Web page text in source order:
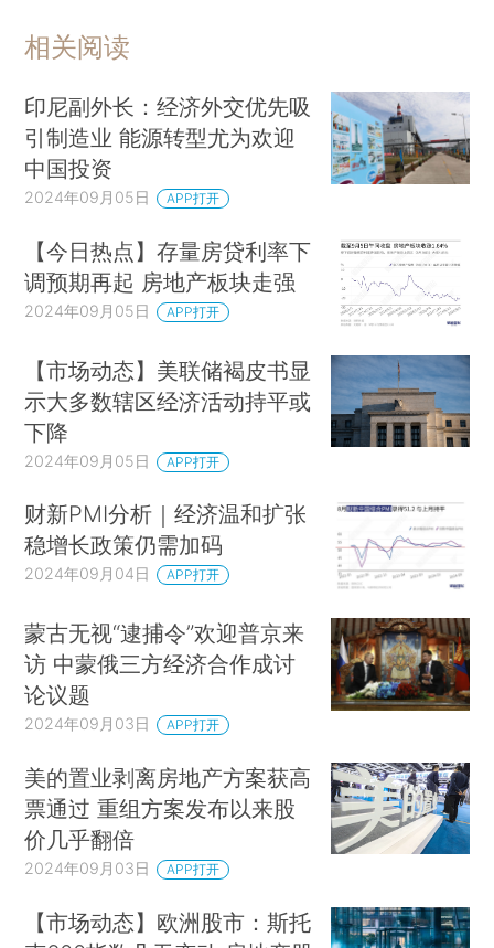
相关阅读
印尼副外长：经济外交优先吸
引制造业 能源转型尤为欢迎
中国投资
2024年09月05日 APP打开
【今日热点】存量房贷利率下
调预期再起 房地产板块走强
2024年09月05日 APP打开
【市场动态】美联储褐皮书显
示大多数辖区经济活动持平或
下降
2024年09月05日 APP打开
财新PMI分析｜经济温和扩张
稳增长政策仍需加码
2024年09月04日 APP打开
蒙古无视“逮捕令”欢迎普京来
访 中蒙俄三方经济合作成讨
论议题
2024年09月03日 APP打开
美的置业剥离房地产方案获高
票通过 重组方案发布以来股
价几乎翻倍
2024年09月03日 APP打开
【市场动态】欧洲股市：斯托